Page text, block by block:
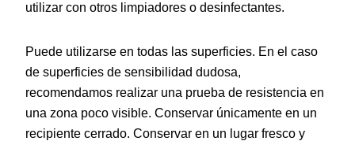
utilizar con otros limpiadores o desinfectantes.
Puede utilizarse en todas las superficies. En el caso
de superficies de sensibilidad dudosa,
recomendamos realizar una prueba de resistencia en
una zona poco visible. Conservar únicamente en un
recipiente cerrado. Conservar en un lugar fresco y